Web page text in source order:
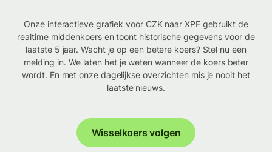
Onze interactieve grafiek voor CZK naar XPF gebruikt de
realtime middenkoers en toont historische gegevens voor de
laatste 5 jaar. Wacht je op een betere koers? Stel nu een
melding in. We laten het je weten wanneer de koers beter
wordt. En met onze dagelijkse overzichten mis je nooit het
laatste nieuws.
Wisselkoers volgen